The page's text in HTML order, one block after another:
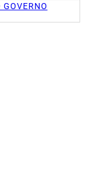
GOVERNO